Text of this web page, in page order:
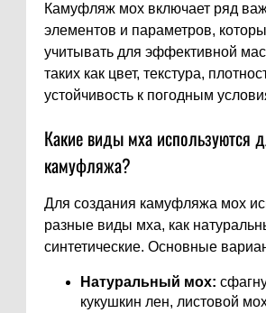
Камуфляж мох включает ряд
элементов и параметров,
учитывать для эффективной
таких как цвет, текстура,
устойчивость к погодным
Какие виды мха используются
камуфляжа?
Для создания камуфляжа мох
разные виды мха, как
синтетические. Основные
Натуральный мох:
кукушкин лен, листовой